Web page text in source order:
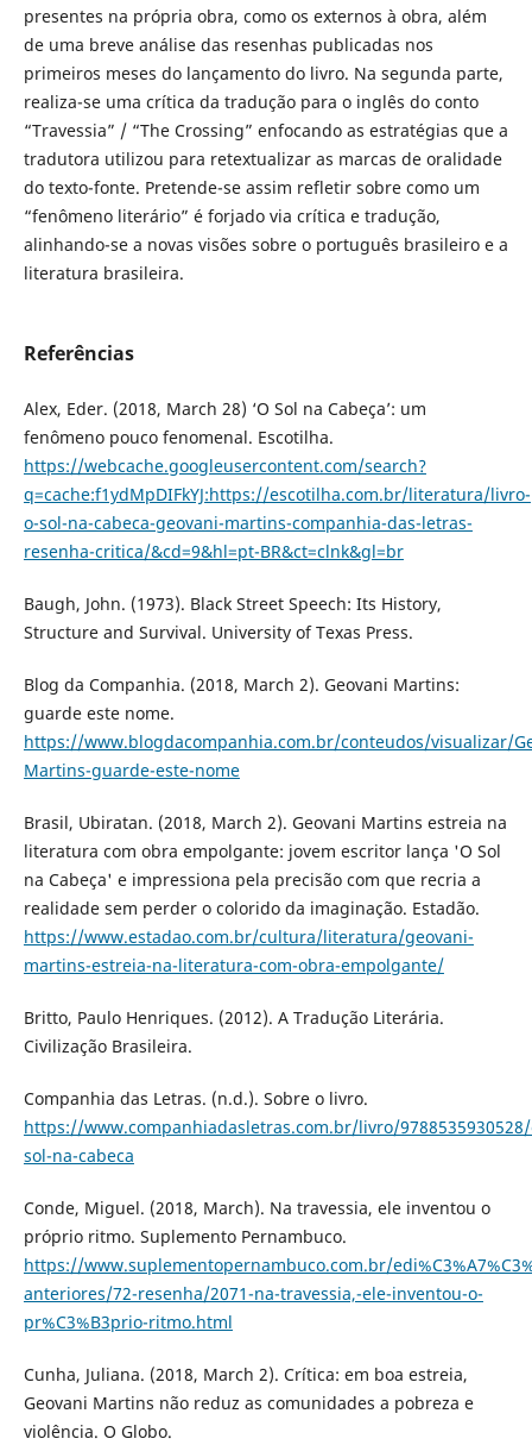
presentes na própria obra, como os externos à obra, além
de uma breve análise das resenhas publicadas nos
primeiros meses do lançamento do livro. Na segunda parte,
realiza-se uma crítica da tradução para o inglês do conto
“Travessia” / “The Crossing” enfocando as estratégias que a
tradutora utilizou para retextualizar as marcas de oralidade
do texto-fonte. Pretende-se assim refletir sobre como um
“fenômeno literário” é forjado via crítica e tradução,
alinhando-se a novas visões sobre o português brasileiro e a
literatura brasileira.
Referências
Alex, Eder. (2018, March 28) ‘O Sol na Cabeça’: um
fenômeno pouco fenomenal. Escotilha.
https://webcache.googleusercontent.com/search?
q=cache:f1ydMpDIFkYJ:https://escotilha.com.br/literatura/livro-
o-sol-na-cabeca-geovani-martins-companhia-das-letras-
resenha-critica/&cd=9&hl=pt-BR&ct=clnk&gl=br
Baugh, John. (1973). Black Street Speech: Its History,
Structure and Survival. University of Texas Press.
Blog da Companhia. (2018, March 2). Geovani Martins:
guarde este nome.
https://www.blogdacompanhia.com.br/conteudos/visualizar/
Martins-guarde-este-nome
Brasil, Ubiratan. (2018, March 2). Geovani Martins estreia na
literatura com obra empolgante: jovem escritor lança 'O Sol
na Cabeça' e impressiona pela precisão com que recria a
realidade sem perder o colorido da imaginação. Estadão.
https://www.estadao.com.br/cultura/literatura/geovani-
martins-estreia-na-literatura-com-obra-empolgante/
Britto, Paulo Henriques. (2012). A Tradução Literária.
Civilização Brasileira.
Companhia das Letras. (n.d.). Sobre o livro.
https://www.companhiadasletras.com.br/livro/
sol-na-cabeca
Conde, Miguel. (2018, March). Na travessia, ele inventou o
próprio ritmo. Suplemento Pernambuco.
https://www.suplementopernambuco.com.br/
anteriores/72-resenha/2071-na-travessia,-ele-inventou-o-
pr%C3%B3prio-ritmo.html
Cunha, Juliana. (2018, March 2). Crítica: em boa estreia,
Geovani Martins não reduz as comunidades a pobreza e
violência. O Globo.